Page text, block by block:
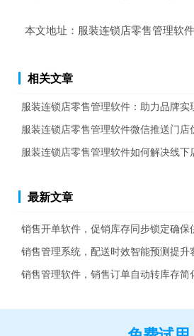
本文地址： 服装连锁店零售管理软
相关文章
服装连锁店零售管理软件：助力品牌实
服装连锁店零售管理软件微信推送门店
服装连锁店零售管理软件如何解决线下
最新文章
销售开单软件，促销库存同步锁定确保
销售管理系统，配送时效智能预测提升
销售管理软件，销售订单自动转库存简